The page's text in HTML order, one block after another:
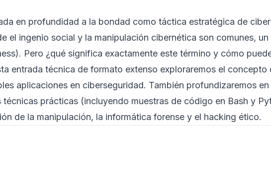
en profundidad a la bondad como táctica estratégica de
el ingenio social y la manipulación cibernética son comunes,
Pero ¿qué significa exactamente este término y cómo
entrada técnica de formato extenso exploraremos el
aplicaciones en ciberseguridad. También profundizaremos
prácticas (incluyendo muestras de código en Bash y
de la manipulación, la informática forense y el hacking ético.